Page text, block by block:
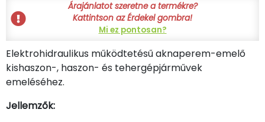
Árajánlatot szeretne a termékre?
Kattintson az Érdekel gombra!
Mi ez pontosan?
Elektrohidraulikus működtetésű aknaperem-emelő
kishaszon-, haszon- és tehergépjárművek
emeléséhez.
Jellemzők: